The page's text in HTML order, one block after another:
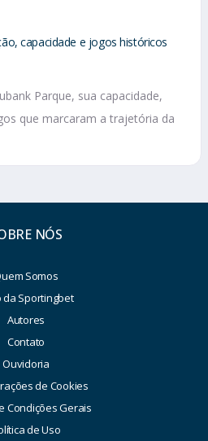
capacidade e jogos históricos
Parque, sua capacidade,
que marcaram a trajetória da
NÓS
Somos
da Sportingbet
Autores
Contato
Ouvidoria
de Cookies
Condições Gerais
de Uso